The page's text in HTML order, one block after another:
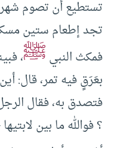
تستطيع أن تصوم
تجد إطعام ستين
فمكث النبيﷺ،
بعَرَقٍ فيه تمر، قال:
فتصدق به، فقال
؟ فوالله ما بين